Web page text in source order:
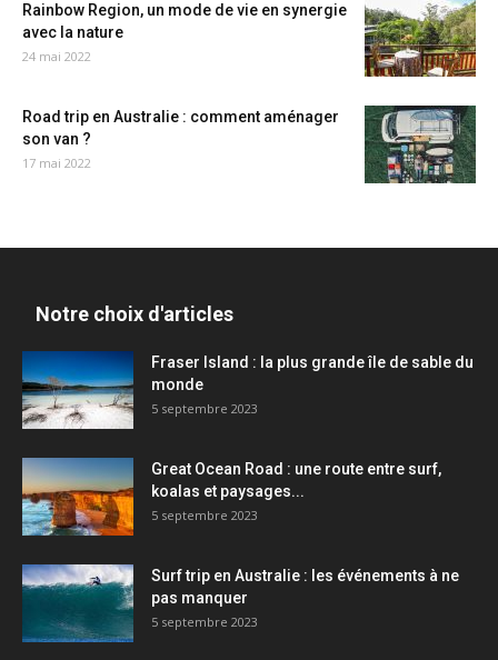
Rainbow Region, un mode de vie en synergie
avec la nature
24 mai 2022
Road trip en Australie : comment aménager
son van ?
17 mai 2022
Notre choix d'articles
Fraser Island : la plus grande île de sable du
monde
5 septembre 2023
Great Ocean Road : une route entre surf,
koalas et paysages...
5 septembre 2023
Surf trip en Australie : les événements à ne
pas manquer
5 septembre 2023